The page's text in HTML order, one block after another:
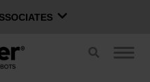
라즈마
검
탐